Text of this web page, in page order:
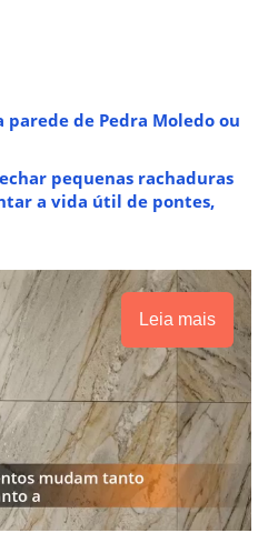
de Pedra Moledo ou
pequenas rachaduras
a vida útil de pontes,
Leia mais